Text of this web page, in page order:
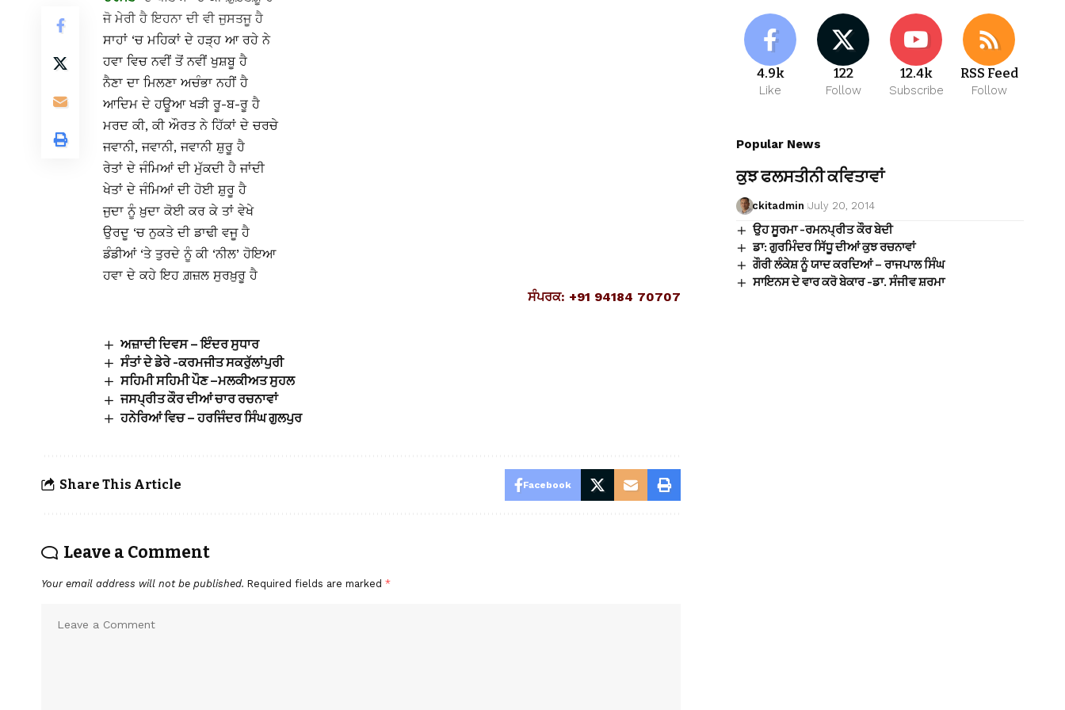
ਜੋ ਮੇਰੀ ਹੈ ਇਹਨਾ ਦੀ ਵੀ ਜੁਸਤਜੂ ਹੈ
ਸਾਹਾਂ ‘ਚ ਮਹਿਕਾਂ ਦੇ ਹੜ੍ਹ ਆ ਰਹੇ ਨੇ
ਹਵਾ ਵਿਚ ਨਵੀਂ ਤੋਂ ਨਵੀਂ ਖੁਸ਼ਬੂ ਹੈ
ਨੈਣਾ ਦਾ ਮਿਲਣਾ ਅਚੰਭਾ ਨਹੀਂ ਹੈ
ਆਦਿਮ ਦੇ ਹਊਆ ਖੜੀ ਰੂ-ਬ-ਰੂ ਹੈ
ਮਰਦ ਕੀ, ਕੀ ਔਰਤ ਨੇ ਹਿੱਕਾਂ ਦੇ ਚਰਚੇ
ਜਵਾਨੀ, ਜਵਾਨੀ, ਜਵਾਨੀ ਸ਼ੁਰੂ ਹੈ
ਰੇਤਾਂ ਦੇ ਜੰਮਿਆਂ ਦੀ ਮੁੱਕਦੀ ਹੈ ਜਾਂਦੀ
ਖੇਤਾਂ ਦੇ ਜੰਮਿਆਂ ਦੀ ਹੋਈ ਸ਼ੁਰੂ ਹੈ
ਜੁਦਾ ਨੂੰ ਖ਼ੁਦਾ ਕੋਈ ਕਰ ਕੇ ਤਾਂ ਵੇਖੇ
ਉਰਦੂ ‘ਚ ਨੁਕਤੇ ਦੀ ਡਾਢੀ ਵਜੂ ਹੈ
ਡੰਡੀਆਂ ‘ਤੇ ਤੁਰਦੇ ਨੂੰ ਕੀ ‘ਨੀਲ’ ਹੋਇਆ
ਹਵਾ ਦੇ ਕਹੇ ਇਹ ਗ਼ਜ਼ਲ ਸੁਰਖ਼ੁਰੂ ਹੈ
ਸੰਪਰਕ: +91 94184 70707
ਅਜ਼ਾਦੀ ਦਿਵਸ – ਇੰਦਰ ਸੁਧਾਰ
ਸੰਤਾਂ ਦੇ ਡੇਰੇ -ਕਰਮਜੀਤ ਸਕਰੁੱਲਾਂਪੁਰੀ
ਸਹਿਮੀ ਸਹਿਮੀ ਪੌਣ –ਮਲਕੀਅਤ ਸੁਹਲ
ਜਸਪ੍ਰੀਤ ਕੌਰ ਦੀਆਂ ਚਾਰ ਰਚਨਾਵਾਂ
ਹਨੇਰਿਆਂ ਵਿਚ – ਹਰਜਿੰਦਰ ਸਿੰਘ ਗੁਲਪੁਰ
Share This Article Facebook
Leave a Comment
Your email address will not be published. Required fields are marked *
4.9k
Like
122
Follow
12.4k
Subscribe
RSS Feed
Follow
Popular News
ਕੁਝ ਫਲਸਤੀਨੀ ਕਵਿਤਾਵਾਂ
ckitadmin July 20, 2014
ਉਹ ਸੂਰਮਾ -ਰਮਨਪ੍ਰੀਤ ਕੌਰ ਬੇਦੀ
ਡਾ: ਗੁਰਮਿੰਦਰ ਸਿੱਧੂ ਦੀਆਂ ਕੁਝ ਰਚਨਾਵਾਂ
ਗੌਰੀ ਲੰਕੇਸ਼ ਨੂੰ ਯਾਦ ਕਰਦਿਆਂ – ਰਾਜਪਾਲ ਸਿੰਘ
ਸਾਇਨਸ ਦੇ ਵਾਰ ਕਰੋ ਬੇਕਾਰ -ਡਾ. ਸੰਜੀਵ ਸ਼ਰਮਾ